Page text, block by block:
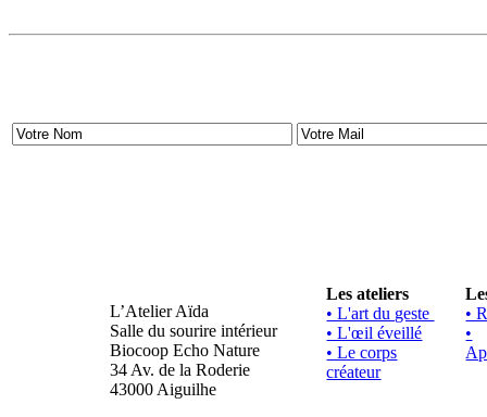
L’Atelier Aïda
Salle du sourire intérieur
Biocoop Echo Nature
34 Av. de la Roderie
43000 Aiguilhe
Les ateliers
• L'art du geste
• L'œil éveillé
• Le corps
créateur
•
•